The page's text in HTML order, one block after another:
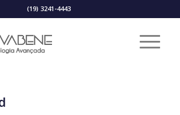
(19) 3241-4443